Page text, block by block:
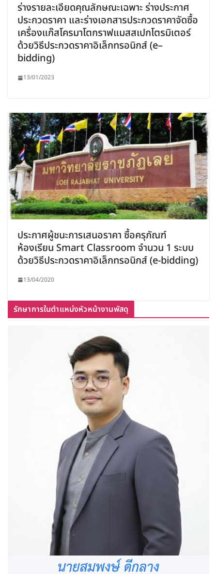
ร่างรายละเอียดคุณลักษณะเฉพาะ ร่างประกาศ
ประกวดราคา และร่างเอกสารประกวดราคาจัดซื้อ
เครื่องแก๊สโครมาโตกราฟแมสสเปกโตรมิเตอร์
ด้วยวิธีประกวดราคาอิเล็กทรอนิกส์ (e–
bidding)
13/01/2023
ประกาศผู้ชนะการเสนอราคา ซื้อครุภัณฑ์
ห้องเรียน Smart Classroom จำนวน 1 ระบบ
ด้วยวิธีประกวดราคาอิเล็กทรอนิกส์ (e-bidding)
13/04/2020
รักษาการในตำแหน่งหัวหน้างานพัสดุ